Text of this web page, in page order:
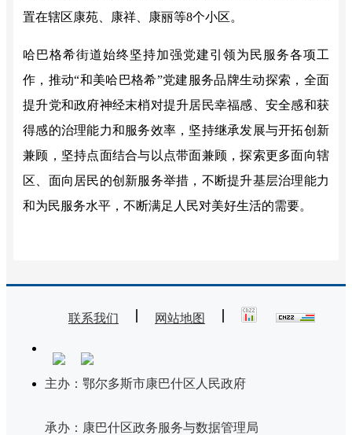
置在辖区康苑、康祥、康丽等8个小区。
哈巴格希街道始终坚持加强党建引领为民服务各项工
作，推动“和美哈巴格希”党建服务品牌生动探索 ， 全面
提升党和政府神经末梢对提升居民幸福感、安全感和获
得感的治理能力和服务效率，坚持继承发展与开拓创新
兼顾，坚持点面结合与以点带面兼顾，探索更多面向辖
区、面向居民的创新服务举措，不断提升基层治理能力
和为民服务水平，不断满足人民对美好生活的需要。
联系我们 网站地图
主办：鄂尔多斯市康巴什区人民政府
承办：康巴什区政务服务与数据管理局